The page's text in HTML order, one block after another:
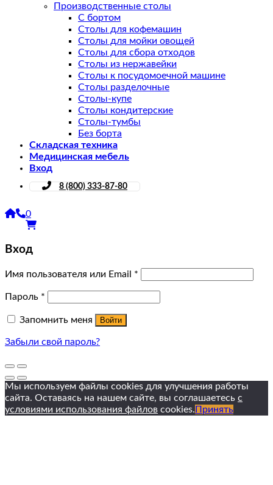
Производственные столы
С бортом
Столы для кофемашин
Столы для мойки овощей
Столы для сбора отходов
Столы из нержавейки
Столы к посудомоечной машине
Столы разделочные
Столы-купе
Столы кондитерские
Столы-тумбы
Без борта
Складская техника
Медицинская мебель
Вход
8 (800) 333-87-80
0
Вход
Имя пользователя или Email *
Пароль *
Запомнить меня Войти
Забыли свой пароль?
Мы используем файлы cookies для улучшения работы
сайта. Оставаясь на нашем сайте, вы соглашаетесь с
условиями использования файлов cookies. Принять